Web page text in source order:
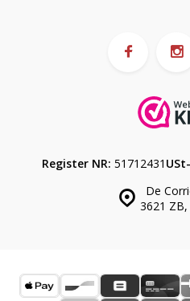
De
3621
Register NR: 51712431